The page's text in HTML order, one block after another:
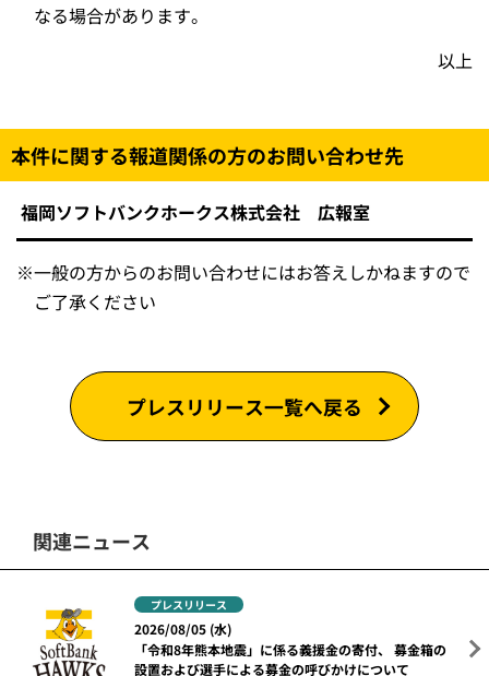
なる場合があります。
以上
本件に関する報道関係の方のお問い合わせ先
福岡ソフトバンクホークス株式会社 広報室
※一般の方からのお問い合わせにはお答えしかねますので
ご了承ください
プレスリリース一覧へ戻る
関連ニュース
プレスリリース
2026/08/05 (水)
「令和8年熊本地震」に係る義援金の寄付、 募金箱の
設置および選手による募金の呼びかけについて